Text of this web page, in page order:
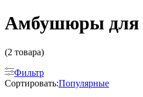
Амбушюры для
(2 товара)
Фильтр
Сортировать:Популярные